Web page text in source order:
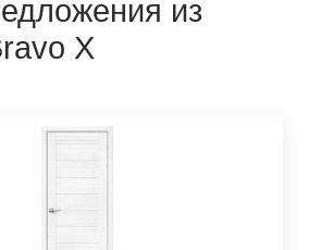
из
X